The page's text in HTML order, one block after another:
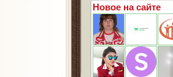
Новое на сайте